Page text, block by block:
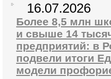
16.07.2026
Более 8,5 млн
и свыше 14
предприятий: в
подвели итоги
модели